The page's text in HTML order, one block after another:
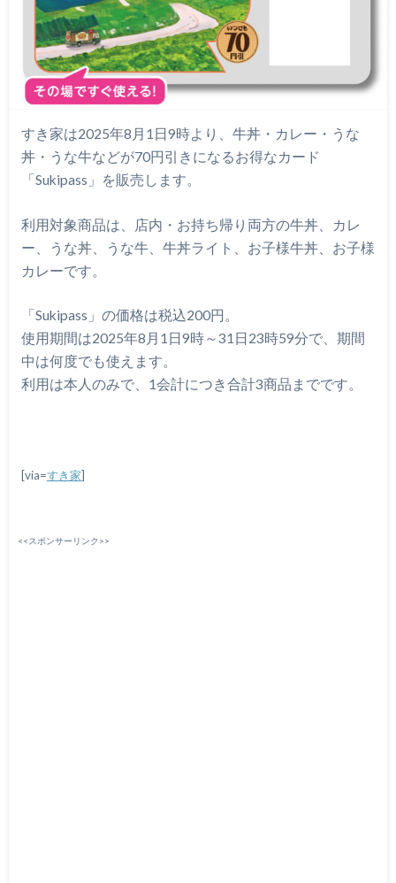
すき家は2025年8月1日9時より、牛丼・カレー・うな
丼・うな牛などが70円引きになるお得なカード
「Sukipass」を販売します。
利用対象商品は、店内・お持ち帰り両方の牛丼、カレ
ー、うな丼、うな牛、牛丼ライト、お子様牛丼、お子様
カレーです。
「Sukipass」の価格は税込200円。
使用期間は2025年8月1日9時～31日23時59分で、期間
中は何度でも使えます。
利用は本人のみで、1会計につき合計3商品までです。
[via=すき家]
<<スポンサーリンク>>